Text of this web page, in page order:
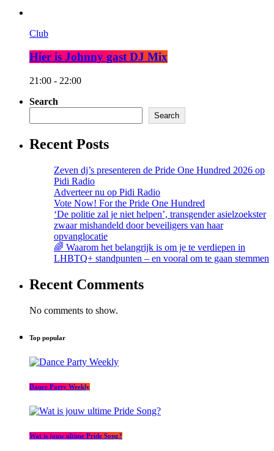
Club
Hier is Johnny gast DJ Mix
21:00 - 22:00
Search
Search
Recent Posts
Zeven dj’s presenteren de Pride One Hundred 2026 op
Pidi Radio
Adverteer nu op Pidi Radio
Vote Now! For the Pride One Hundred
‘De politie zal je niet helpen’, transgender asielzoekster
zwaar mishandeld door beveiligers van haar
opvanglocatie
🌈 Waarom het belangrijk is om je te verdiepen in
LHBTQ+ standpunten – en vooral om te gaan stemmen
Recent Comments
No comments to show.
Top popular
Dance Party Weekly
Wat is jouw ultime Pride Song?